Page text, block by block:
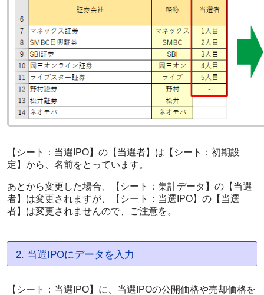
【シート：当選IPO】の【当選者】は【シート：初期設
定】から、名前をとっています。
あとから変更した場合、【シート：集計データ】の【当選
者】は変更されますが、【シート：当選IPO】の【当選
者】は変更されませんので、ご注意を。
2. 当選IPOにデータを入力
【シート：当選IPO】に、当選IPOの公開価格や売却価格を